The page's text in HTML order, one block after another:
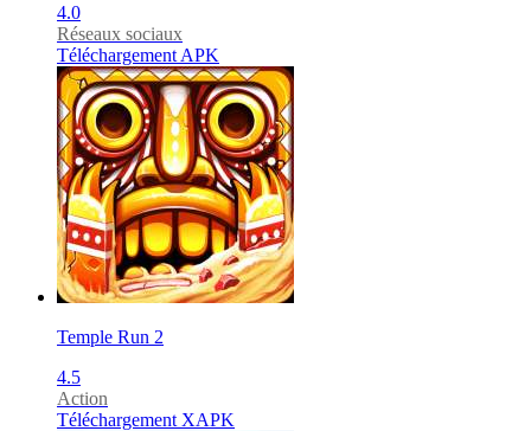
4.0
Réseaux sociaux
Téléchargement APK
Temple Run 2
4.5
Action
Téléchargement XAPK